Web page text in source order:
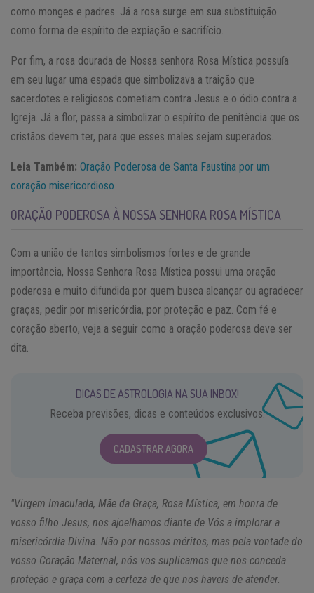
como monges e padres. Já a rosa surge em sua substituição
como forma de espírito de expiação e sacrifício.
Por fim, a rosa dourada de Nossa senhora Rosa Mística possuía
em seu lugar uma espada que simbolizava a traição que
sacerdotes e religiosos cometiam contra Jesus e o ódio contra a
Igreja. Já a flor, passa a simbolizar o espírito de penitência que os
cristãos devem ter, para que esses males sejam superados.
Leia Também: Oração Poderosa de Santa Faustina por um
coração misericordioso
ORAÇÃO PODEROSA À NOSSA SENHORA ROSA MÍSTICA
Com a união de tantos simbolismos fortes e de grande
importância, Nossa Senhora Rosa Mística possui uma oração
poderosa e muito difundida por quem busca alcançar ou agradecer
graças, pedir por misericórdia, por proteção e paz. Com fé e
coração aberto, veja a seguir como a oração poderosa deve ser
dita.
DICAS DE ASTROLOGIA NA SUA INBOX!
Receba previsões, dicas e conteúdos exclusivos.
CADASTRAR AGORA
"Virgem Imaculada, Mãe da Graça, Rosa Mística, em honra de
vosso filho Jesus, nos ajoelhamos diante de Vós a implorar a
misericórdia Divina. Não por nossos méritos, mas pela vontade do
vosso Coração Maternal, nós vos suplicamos que nos conceda
proteção e graça com a certeza de que nos haveis de atender.